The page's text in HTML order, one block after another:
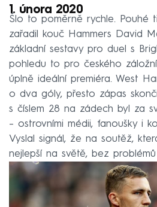
1. února 2020
Šlo to poměrně rychle. Pouhé
zařadil kouč Hammers David
základní sestavy pro duel s
pohledu to pro českého
úplně ideální premiéra. West
o dva góly, přesto zápas
s číslem 28 na zádech byl za
– ostrovními médii, fanoušky i
Vyslal signál, že na soutěž,
nejlepší na světě, bez